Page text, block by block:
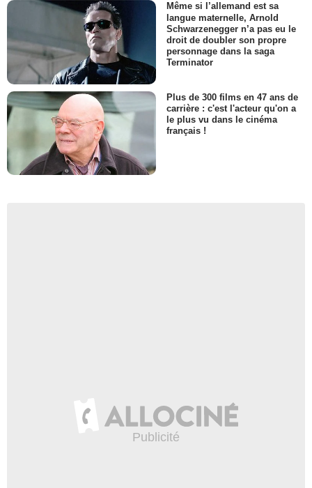
Même si l’allemand est sa
langue maternelle, Arnold
Schwarzenegger n’a pas eu le
droit de doubler son propre
personnage dans la saga
Terminator
Plus de 300 films en 47 ans de
carrière : c'est l'acteur qu'on a
le plus vu dans le cinéma
français !